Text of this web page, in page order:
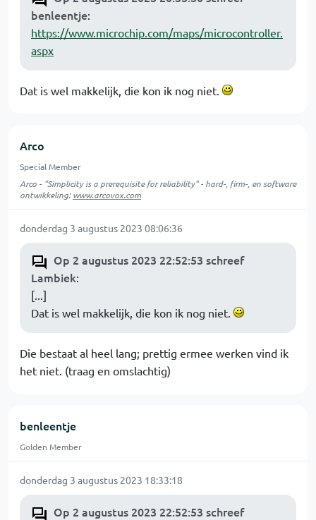
benleentje:
https://www.microchip.com/maps/microcontroller.
aspx
Dat is wel makkelijk, die kon ik nog niet.
Arco
Special Member
Arco - "Simplicity is a prerequisite for reliability" - hard-, firm-, en software
ontwikkeling:www.arcovox.com
donderdag 3 augustus 2023 08:06:36
Op 2 augustus 2023 22:52:53 schreef
Lambiek:
[...]
Dat is wel makkelijk, die kon ik nog niet.
Die bestaat al heel lang; prettig ermee werken vind ik
het niet. (traag en omslachtig)
benleentje
Golden Member
donderdag 3 augustus 2023 18:33:18
Op 2 augustus 2023 22:52:53 schreef